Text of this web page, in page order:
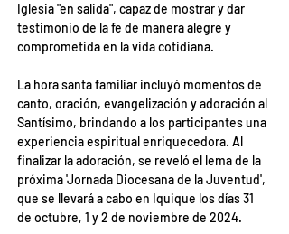
Iglesia "en salida", capaz de mostrar y dar
testimonio de la fe de manera alegre y
comprometida en la vida cotidiana.
La hora santa familiar incluyó momentos de
canto, oración, evangelización y adoración al
Santísimo, brindando a los participantes una
experiencia espiritual enriquecedora. Al
finalizar la adoración, se reveló el lema de la
próxima 'Jornada Diocesana de la Juventud',
que se llevará a cabo en Iquique los días 31
de octubre, 1 y 2 de noviembre de 2024.